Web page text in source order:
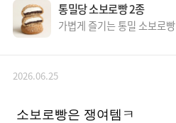
통밀당 소보로빵 2종
가볍게 즐기는 통밀 소보로빵
2026.06.25
소보로빵은 쟁여템ㅋ